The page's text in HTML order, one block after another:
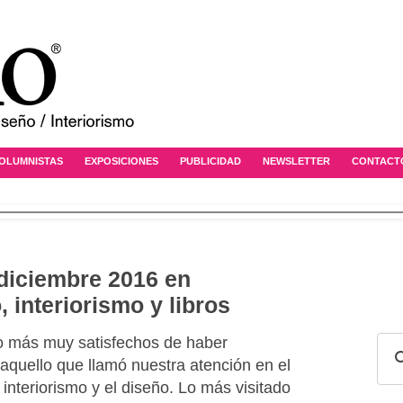
EXPOSICIONES PUBLICIDAD NEWSLETTER
2016 en
interiorismo y libros
muy satisfechos de haber
que llamó nuestra atención en el
y el diseño. Lo más visitado